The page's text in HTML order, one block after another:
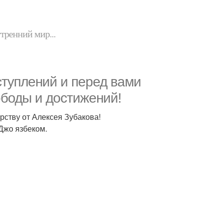
мир...
и перед вами
и достижений!
от Алексея Зубакова!
язбеком.